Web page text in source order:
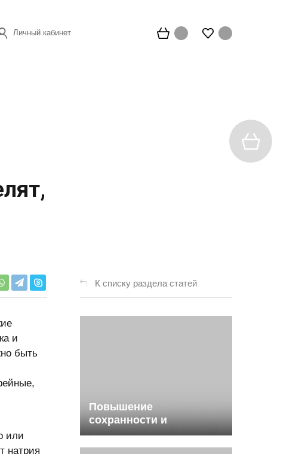
Личный кабинет
и
быть
или
натрия
К списку раздела статей
Повышение
сохранности и
продуктивности поросят
за счет усиления